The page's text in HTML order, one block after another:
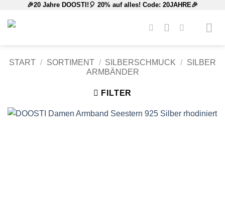
Inhalt
🎉20 Jahre DOOSTI!🎈 20% auf alles! Code: 20JAHRE🎉
START / SORTIMENT / SILBERSCHMUCK / SILBER
ARMBÄNDER
FILTER